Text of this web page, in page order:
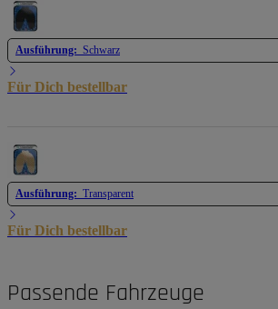
Ausführung: Schwarz
Für Dich bestellbar
Ausführung: Transparent
Für Dich bestellbar
Passende Fahrzeuge